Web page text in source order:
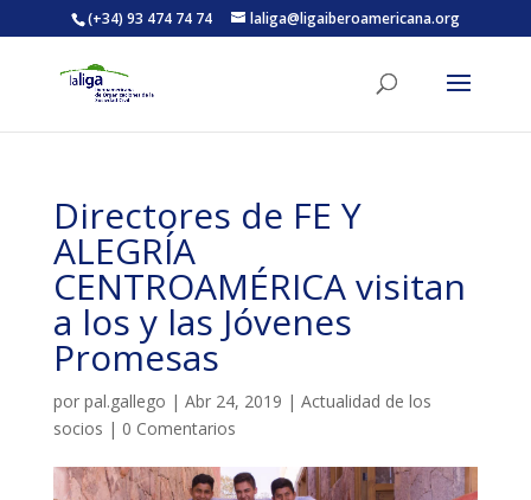
(+34) 93 474 74 74 laliga@ligaiberoamericana.org
Directores de FE Y
ALEGRÍA
CENTROAMÉRICA visitan
a los y las Jóvenes
Promesas
por pal.gallego | Abr 24, 2019 | Actualidad de los
socios | 0 Comentarios
ACTIVITATS D'ESTIU
MÓN ESCOLAR
ALBERG CENTRE ESPLAI
FORMACIÓ
CASES DE COLÒNIES